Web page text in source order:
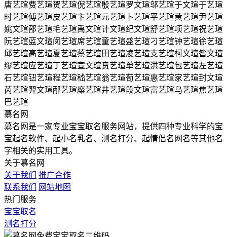
唐艺瑄费艺瑄贺艺瑄倪艺瑄殷艺瑄罗文瑄邬艺瑄于文瑄于艺瑄
时艺瑄傅艺瑄皮艺瑄卞艺瑄元艺瑄 卜艺瑄平艺瑄黄艺瑄尹艺瑄
姚文瑄邵艺瑄毛艺瑄禹文瑄计文瑄纪文瑄舒艺瑄项艺瑄祝艺瑄
阮艺瑄蓝文瑄闵艺瑄席艺瑄童艺瑄盛艺瑄刁艺瑄钟艺瑄徐艺瑄
邱艺瑄高艺瑄夏艺瑄蔡艺瑄田艺瑄凌艺瑄支艺瑄柯文瑄昝文瑄
缪艺瑄应艺瑄丁艺瑄宣文瑄贲艺瑄单艺瑄洪艺瑄包艺瑄左艺瑄
石艺瑄钮艺瑄程艺瑄嵇艺瑄翁艺瑄荀艺瑄惠艺瑄家艺瑄封文瑄
芮艺瑄羿文瑄邴艺瑄糜艺瑄井艺瑄段文瑄富艺瑄乌艺瑄焦艺瑄
巴艺瑄
慕名网
慕名网是一家专业宝宝取名服务网站，提供四种专业科学的宝
宝起名软件、起小名乳名、测名打分、起情侣名网名等其他名
字相关的实用工具。
关于慕名网
关于我们
推广合作
联系我们
网站地图
热门服务
宝宝取名
测名打分